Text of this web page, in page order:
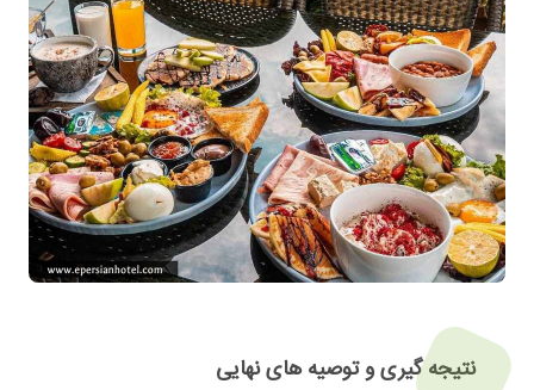
نتیجه گیری و توصیه های نهایی